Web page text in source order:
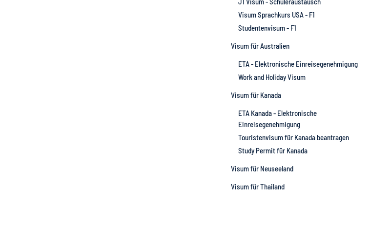
Visum Sprachkurs USA - F1
Studentenvisum - F1
Visum für Australien
ETA - Elektronische Einreisegenehmigung
Work and Holiday Visum
Visum für Kanada
ETA Kanada - Elektronische
Einreisegenehmigung
Touristenvisum für Kanada beantragen
Study Permit für Kanada
Visum für Neuseeland
Visum für Thailand